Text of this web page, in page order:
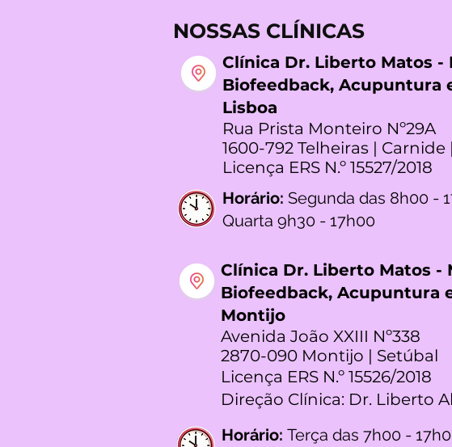
NOSSAS CLÍNICAS
Clínica Dr. Liberto Matos -
Biofeedback, Acupuntura
Lisboa
Rua Prista Monteiro Nº29A
1600-792 Telheiras | Carnide
Licença ERS N.º 15527/2018
Horário: Segunda das 8h00 -
Quarta 9h30 - 17h00
Clínica Dr. Liberto Matos -
Biofeedback, Acupuntura
Montijo
Avenida João XXIII Nº338
2870-090 Montijo | Setúbal
Licença ERS N.º 15526/2018
Direção Clínica: Dr. Liberto
Horário: Terça das 7h00 -